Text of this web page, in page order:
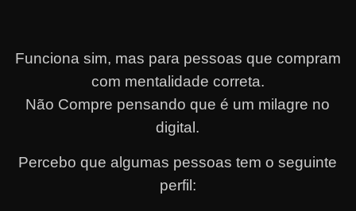
Funciona sim, mas para pessoas que compram
com mentalidade correta.
Não Compre pensando que é um milagre no
digital.
Percebo que algumas pessoas tem o seguinte
perfil: